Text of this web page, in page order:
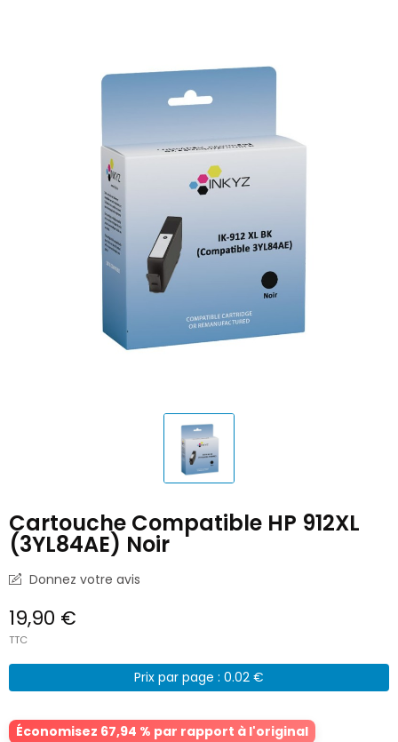
Cartouche Compatible HP 912XL
(3YL84AE) Noir
Donnez votre avis
19,90 €
TTC
Prix par page : 0.02 €
Économisez 67,94 % par rapport à l'original